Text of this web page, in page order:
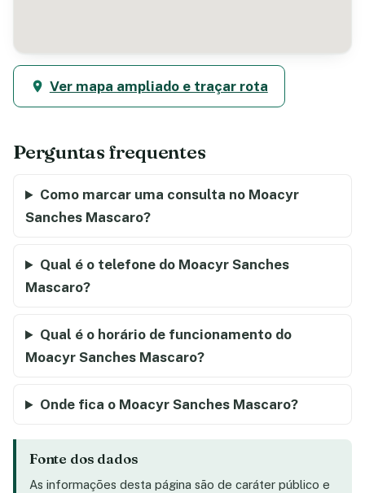
Ver mapa ampliado e traçar rota
Perguntas frequentes
Como marcar uma consulta no Moacyr
Sanches Mascaro?
Qual é o telefone do Moacyr Sanches
Mascaro?
Qual é o horário de funcionamento do
Moacyr Sanches Mascaro?
Onde fica o Moacyr Sanches Mascaro?
Fonte dos dados
As informações desta página são de caráter público e